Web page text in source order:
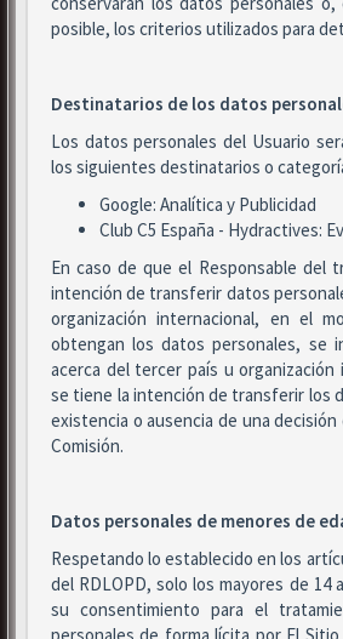
posible, los criterios utilizados para
Destinatarios de los datos
Los datos personales del Usuario
los siguientes destinatarios o
Google: Analítica y Publicidad
Club C5 España - Hydractives:
En caso de que el Responsable del
intención de transferir datos
organización internacional, en el
obtengan los datos personales, se
acerca del tercer país u organización
se tiene la intención de transferir los
existencia o ausencia de una decisión
Comisión.
Datos personales de menores de
Respetando lo establecido en los
del RDLOPD, solo los mayores de 14
su consentimiento para el